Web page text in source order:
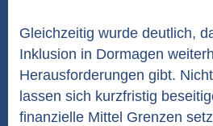
Gleichzeitig wurde deutlich,
Inklusion in Dormagen
Herausforderungen gibt.
lassen sich kurzfristig
finanzielle Mittel Grenzen